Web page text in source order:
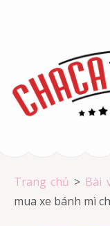
nội
dung
Trang chủ > Bài
mua xe bánh mì